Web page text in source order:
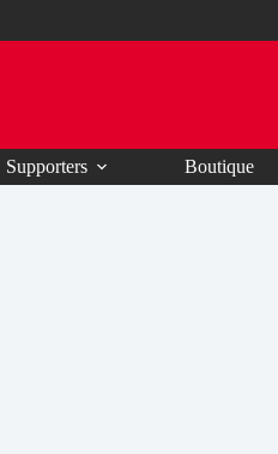
Supporters Boutique